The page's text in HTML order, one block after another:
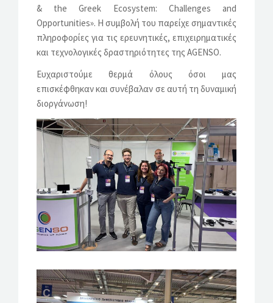
& the Greek Ecosystem: Challenges and
Opportunities». Η συμβολή του παρείχε σημαντικές
πληροφορίες για τις ερευνητικές, επιχειρηματικές
και τεχνολογικές δραστηριότητες της AGENSO.
Ευχαριστούμε θερμά όλους όσοι μας
επισκέφθηκαν και συνέβαλαν σε αυτή τη δυναμική
διοργάνωση!